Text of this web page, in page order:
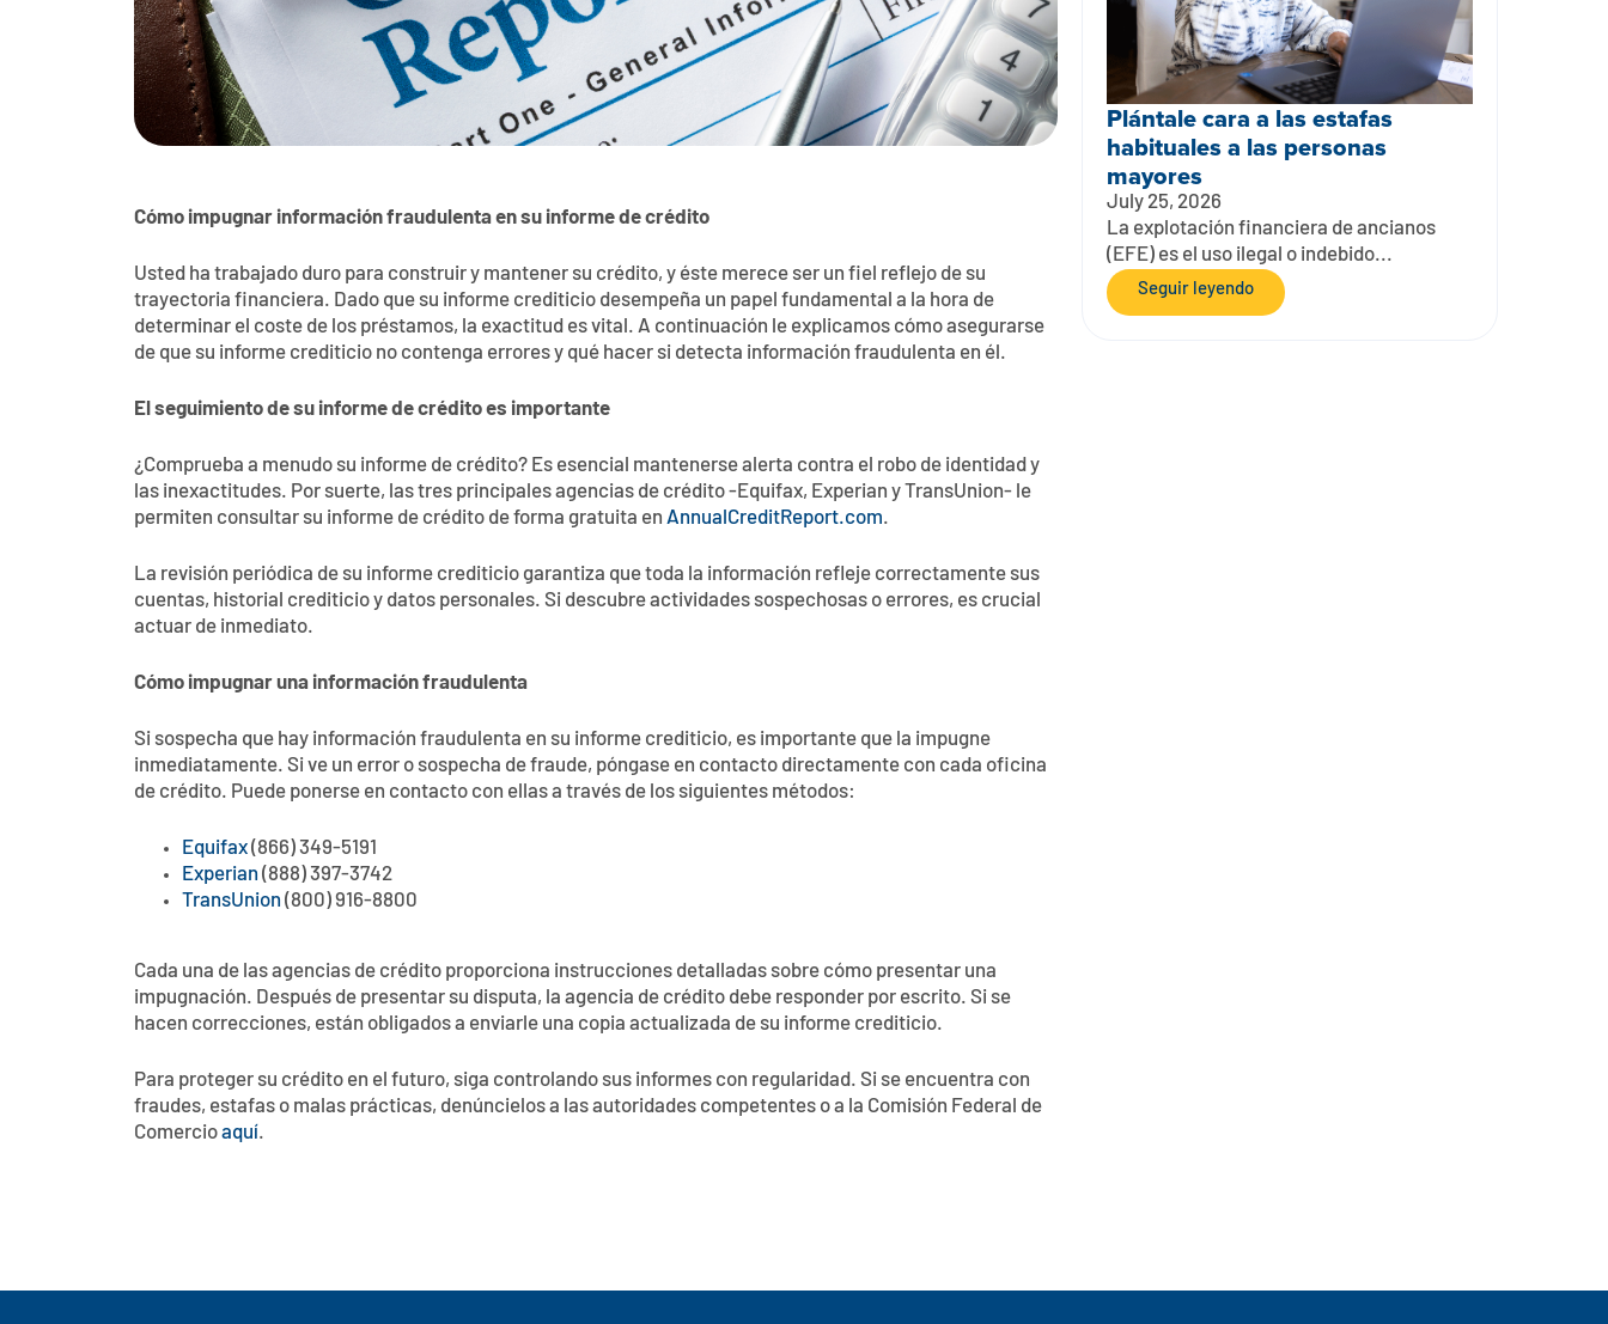
Cómo impugnar información fraudulenta en su informe de crédito
Usted ha trabajado duro para construir y mantener su crédito, y éste merece ser un fiel reflejo de su
trayectoria financiera. Dado que su informe crediticio desempeña un papel fundamental a la hora de
determinar el coste de los préstamos, la exactitud es vital. A continuación le explicamos cómo asegurarse
de que su informe crediticio no contenga errores y qué hacer si detecta información fraudulenta en él.
El seguimiento de su informe de crédito es importante
¿Comprueba a menudo su informe de crédito? Es esencial mantenerse alerta contra el robo de identidad y
las inexactitudes. Por suerte, las tres principales agencias de crédito -Equifax, Experian y TransUnion- le
permiten consultar su informe de crédito de forma gratuita en AnnualCreditReport.com.
La revisión periódica de su informe crediticio garantiza que toda la información refleje correctamente sus
cuentas, historial crediticio y datos personales. Si descubre actividades sospechosas o errores, es crucial
actuar de inmediato.
Cómo impugnar una información fraudulenta
Si sospecha que hay información fraudulenta en su informe crediticio, es importante que la impugne
inmediatamente. Si ve un error o sospecha de fraude, póngase en contacto directamente con cada oficina
de crédito. Puede ponerse en contacto con ellas a través de los siguientes métodos:
Equifax(866) 349-5191
Experian (888) 397-3742
TransUnion (800) 916-8800
Cada una de las agencias de crédito proporciona instrucciones detalladas sobre cómo presentar una
impugnación. Después de presentar su disputa, la agencia de crédito debe responder por escrito. Si se
hacen correcciones, están obligados a enviarle una copia actualizada de su informe crediticio.
Para proteger su crédito en el futuro, siga controlando sus informes con regularidad. Si se encuentra con
fraudes, estafas o malas prácticas, denúncielos a las autoridades competentes o a la Comisión Federal de
Comercioaquí.
Plántale cara a las estafas
habituales a las personas
mayores
July 25, 2026
La explotación financiera de ancianos
(EFE) es el uso ilegal o indebido...
Seguir leyendo